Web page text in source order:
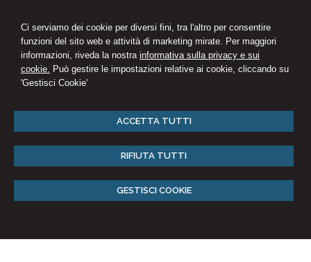
Ci serviamo dei cookie per diversi fini, tra l'altro per consentire
funzioni del sito web e attività di marketing mirate. Per maggiori
informazioni, riveda la nostra informativa sulla privacy e sui
cookie. Può gestire le impostazioni relative ai cookie, cliccando su
'Gestisci Cookie'
ACCETTA TUTTI
RIFIUTA TUTTI
GESTISCI COOKIE